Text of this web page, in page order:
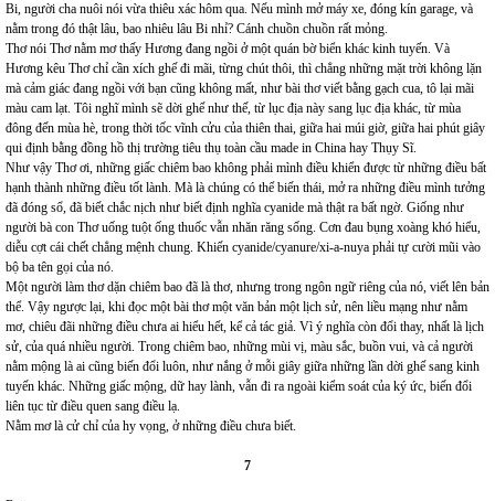
Bi, người cha nuôi nói vừa thiêu xác hôm qua. Nếu mình mở máy xe, đóng kín garage, và
nằm trong đó thật lâu, bao nhiêu lâu Bi nhỉ? Cánh chuồn chuồn rất mỏng.
Thơ nói Thơ nằm mơ thấy Hương đang ngồi ở một quán bờ biển khác kinh tuyến. Và
Hương kêu Thơ chỉ cần xích ghế đi mãi, từng chút thôi, thì chẳng những mặt trời không lặn
mà cảm giác đang ngồi với bạn cũng không mất, như bài thơ viết bằng gạch cua, tô lại mãi
màu cam lạt. Tôi nghĩ mình sẽ dời ghế như thế, từ lục địa này sang lục địa khác, từ mùa
đông đến mùa hè, trong thời tốc vĩnh cửu của thiên thai, giữa hai múi giờ, giữa hai phút giây
qui định bằng đồng hồ thị trường tiêu thụ toàn cầu made in China hay Thụy Sĩ.
Như vậy Thơ ơi, những giấc chiêm bao không phải mình điều khiển được từ những điều bất
hạnh thành những điều tốt lành. Mà là chúng có thể biến thái, mở ra những điều mình tưởng
đã đóng sổ, đã biết chắc nịch như biết định nghĩa cyanide mà thật ra bất ngờ. Giống như
người bà con Thơ uống tuột ống thuốc vẫn nhăn răng sống. Cơn đau bụng xoàng khó hiểu,
diễu cợt cái chết chẳng mệnh chung. Khiến cyanide/cyanure/xi-a-nuya phải tự cười mũi vào
bộ ba tên gọi của nó.
Một người làm thơ dặn chiêm bao đã là thơ, nhưng trong ngôn ngữ riêng của nó, viết lên bản
thể. Vậy ngược lại, khi đọc một bài thơ một văn bản một lịch sử, nên liều mạng như nằm
mơ, chiêu đãi những điều chưa ai hiểu hết, kể cả tác giả. Vì ý nghĩa còn đổi thay, nhất là lịch
sử, của quá nhiều người. Trong chiêm bao, những mùi vị, màu sắc, buồn vui, và cả người
nằm mộng là ai cũng biến đổi luôn, như nắng ở mỗi giây giữa những lần dời ghế sang kinh
tuyến khác. Những giấc mộng, dữ hay lành, vẫn đi ra ngoài kiểm soát của ký ức, biến đổi
liên tục từ điều quen sang điều lạ.
Nằm mơ là cử chỉ của hy vọng, ở những điều chưa biết.
7